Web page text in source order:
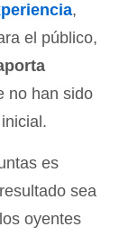
,
el público,
no han sido
es
sea
oyentes